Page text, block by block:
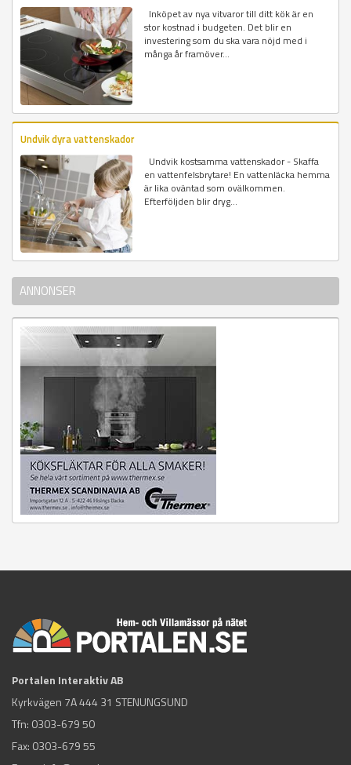
Inköpet av nya vitvaror till ditt kök är en
stor kostnad i budgeten. Det blir en
investering som du ska vara nöjd med i
många år framöver...
Undvik dyra vattenskador
Undvik kostsamma vattenskador - Skaffa
en vattenfelsbrytare! En vattenläcka hemma
är lika oväntad som ovälkommen.
Efterföljden blir dryg...
ANNONSER
Portalen Interaktiv AB
Kyrkvägen 7A 444 31 STENUNGSUND
Tfn: 0303-679 50
Fax: 0303-679 55